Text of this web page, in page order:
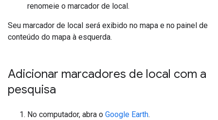
renomeie o marcador de local.
Seu marcador de local será exibido no mapa e no painel de
conteúdo do mapa à esquerda.
Adicionar marcadores de local com a
pesquisa
No computador, abra o Google Earth.